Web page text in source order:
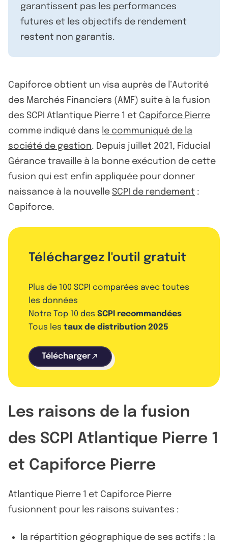
garantissent pas les performances
futures et les objectifs de rendement
restent non garantis.
Capiforce obtient un visa auprès de l’Autorité
des Marchés Financiers (AMF) suite à la fusion
des SCPI Atlantique Pierre 1 et Capiforce Pierre
comme indiqué dans le communiqué de la
société de gestion. Depuis juillet 2021, Fiducial
Gérance travaille à la bonne exécution de cette
fusion qui est enfin appliquée pour donner
naissance à la nouvelle SCPI de rendement :
Capiforce.
Téléchargez l'outil gratuit
Plus de 100 SCPI comparées avec toutes
les données
Notre Top 10 des SCPI recommandées
Tous les taux de distribution 2025
Télécharger
Les raisons de la fusion
des SCPI Atlantique Pierre 1
et Capiforce Pierre
Atlantique Pierre 1 et Capiforce Pierre
fusionnent pour les raisons suivantes :
la répartition géographique de ses actifs : la